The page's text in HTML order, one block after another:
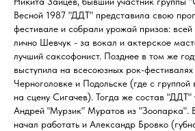
Весной 1987 "ДДТ" представила свою
фестивале и собрали урожай призов:
лично Шевчук - за вокал и актерское
лучший саксофонист. Позднее в том же
выступила на всесоюзных рок-
Черноголовке и Подольске (где с
на сцену Сигачев). Тогда же состав "ДДТ"
Андрей "Мурзик" Муратов из "Зоопарка".
начал работать и Александр Бровко